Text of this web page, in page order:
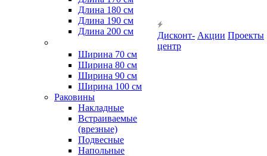
Длина 180 см
Длина 190 см
Длина 200 см
Ширина 70 см
Ширина 80 см
Ширина 90 см
Ширина 100 см
Раковины
Накладные
Встраиваемые
(врезные)
Подвесные
Напольные
Дисконт-
центр
Акции Проекты